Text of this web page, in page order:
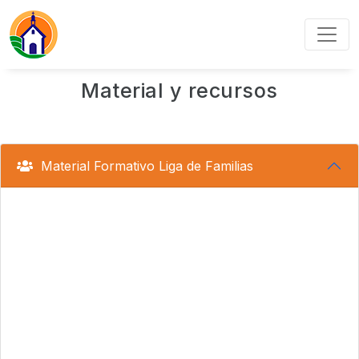
Material y recursos
Material Formativo Liga de Familias